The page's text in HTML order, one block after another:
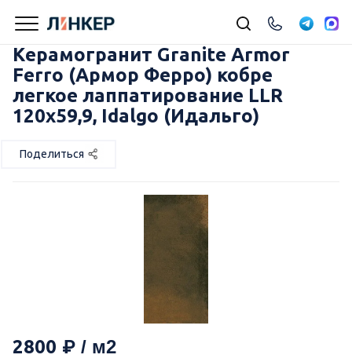
Керамогранит Granite Armor
Ferro (Армор Ферро) кобре
легкое лаппатирование LLR
120х59,9, Idalgo (Идальго)
Поделиться
2800